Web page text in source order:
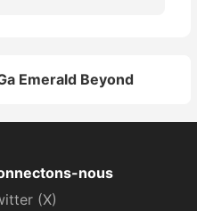
Emerald Beyond
nous
(X)